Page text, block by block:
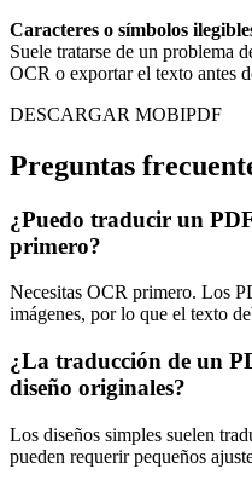
Caracteres o símbolos
Suele tratarse de un problema
OCR o exportar el texto antes
DESCARGAR MOBIPDF
Preguntas
¿Puedo traducir un
primero?
Necesitas OCR primero. Los
imágenes, por lo que el texto
¿La traducción de un
diseño originales?
Los diseños simples suelen
pueden requerir pequeños